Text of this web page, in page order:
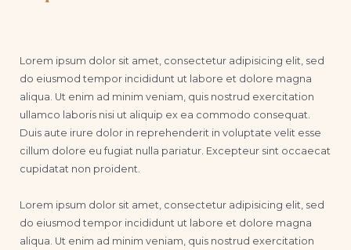
Lorem ipsum dolor sit amet, consectetur adipisicing elit, sed
do eiusmod tempor incididunt ut labore et dolore magna
aliqua. Ut enim ad minim veniam, quis nostrud exercitation
ullamco laboris nisi ut aliquip ex ea commodo consequat.
Duis aute irure dolor in reprehenderit in voluptate velit esse
cillum dolore eu fugiat nulla pariatur. Excepteur sint occaecat
cupidatat non proident.
Lorem ipsum dolor sit amet, consectetur adipisicing elit, sed
do eiusmod tempor incididunt ut labore et dolore magna
aliqua. Ut enim ad minim veniam, quis nostrud exercitation